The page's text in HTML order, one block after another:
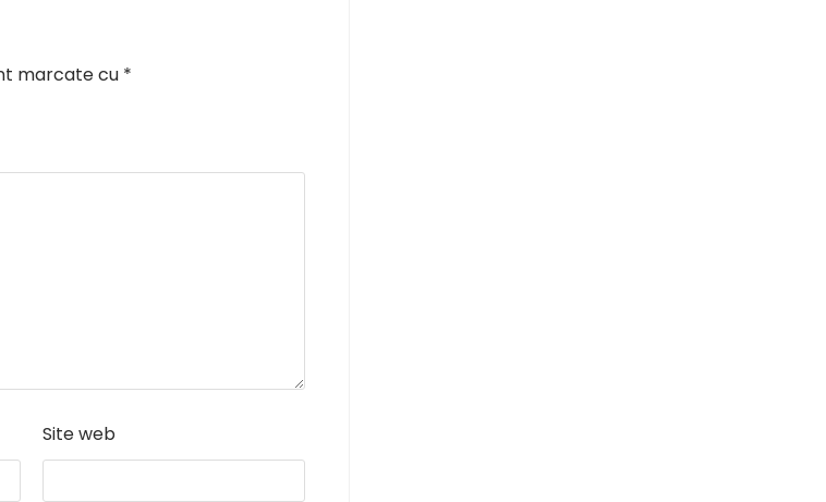
marcate cu *
Site web